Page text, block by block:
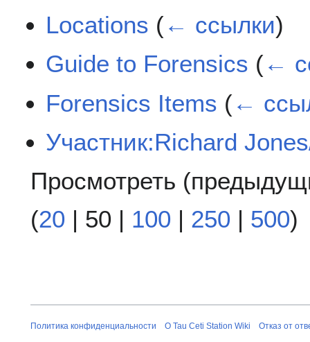
Locations (← ссылки)
Guide to Forensics (←
Forensics Items (←
Участник:Richard
Просмотреть (
(20 | 50 | 100 | 250 | 500)
Политика конфиденциальности О Tau Ceti Station Wiki Отказ от